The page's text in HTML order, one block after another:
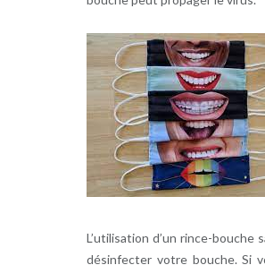
L’utilisation d’un rince-
désinfecter votre bouche. Si